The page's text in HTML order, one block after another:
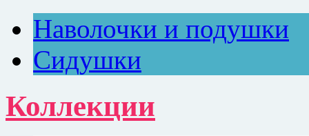
Наволочки и подушки
Сидушки
Коллекции